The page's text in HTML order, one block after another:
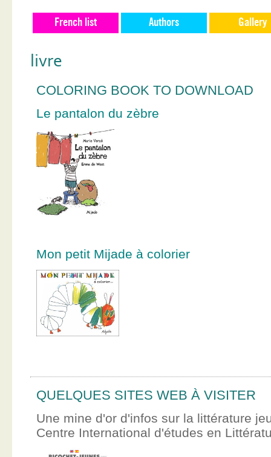
French list Authors Gallery
livre
COLORING BOOK TO DOWNLOAD
Le pantalon du zèbre
Mon petit Mijade à colorier
QUELQUES SITES WEB À VISITER
Une mine d'or d'infos sur la littérature
Centre International d'études en